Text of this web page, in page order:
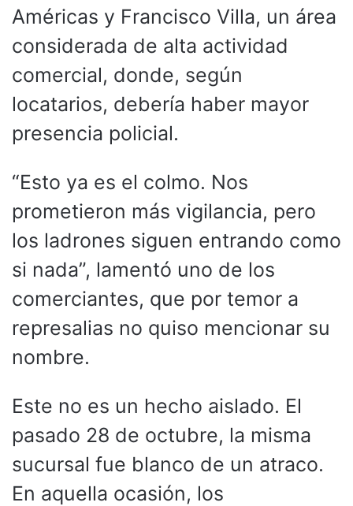
Américas y Francisco Villa, un área
considerada de alta actividad
comercial, donde, según
locatarios, debería haber mayor
presencia policial.
“Esto ya es el colmo. Nos
prometieron más vigilancia, pero
los ladrones siguen entrando como
si nada”, lamentó uno de los
comerciantes, que por temor a
represalias no quiso mencionar su
nombre.
Este no es un hecho aislado. El
pasado 28 de octubre, la misma
sucursal fue blanco de un atraco.
En aquella ocasión, los